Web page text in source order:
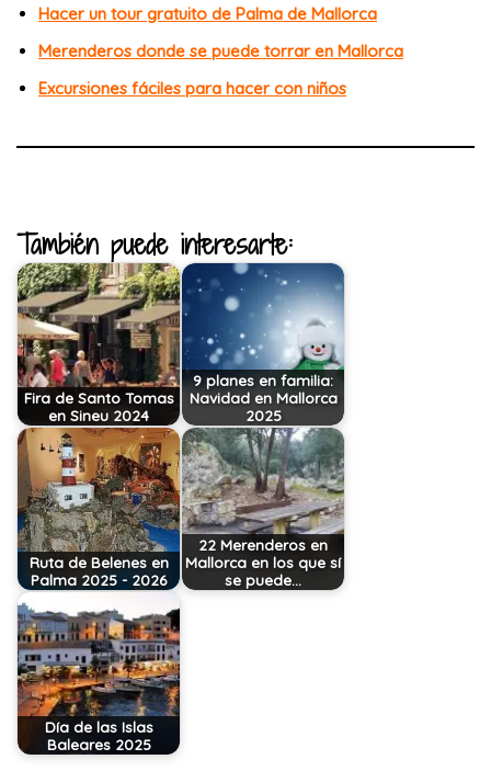
Hacer un tour gratuito de Palma de Mallorca
Merenderos donde se puede torrar en Mallorca
Excursiones fáciles para hacer con niños
También puede interesarte:
Fira de Santo Tomas
en Sineu 2024
9 planes en familia:
Navidad en Mallorca
2025
Ruta de Belenes en
Palma 2025 - 2026
22 Merenderos en
Mallorca en los que sí
se puede…
Día de las Islas
Baleares 2025